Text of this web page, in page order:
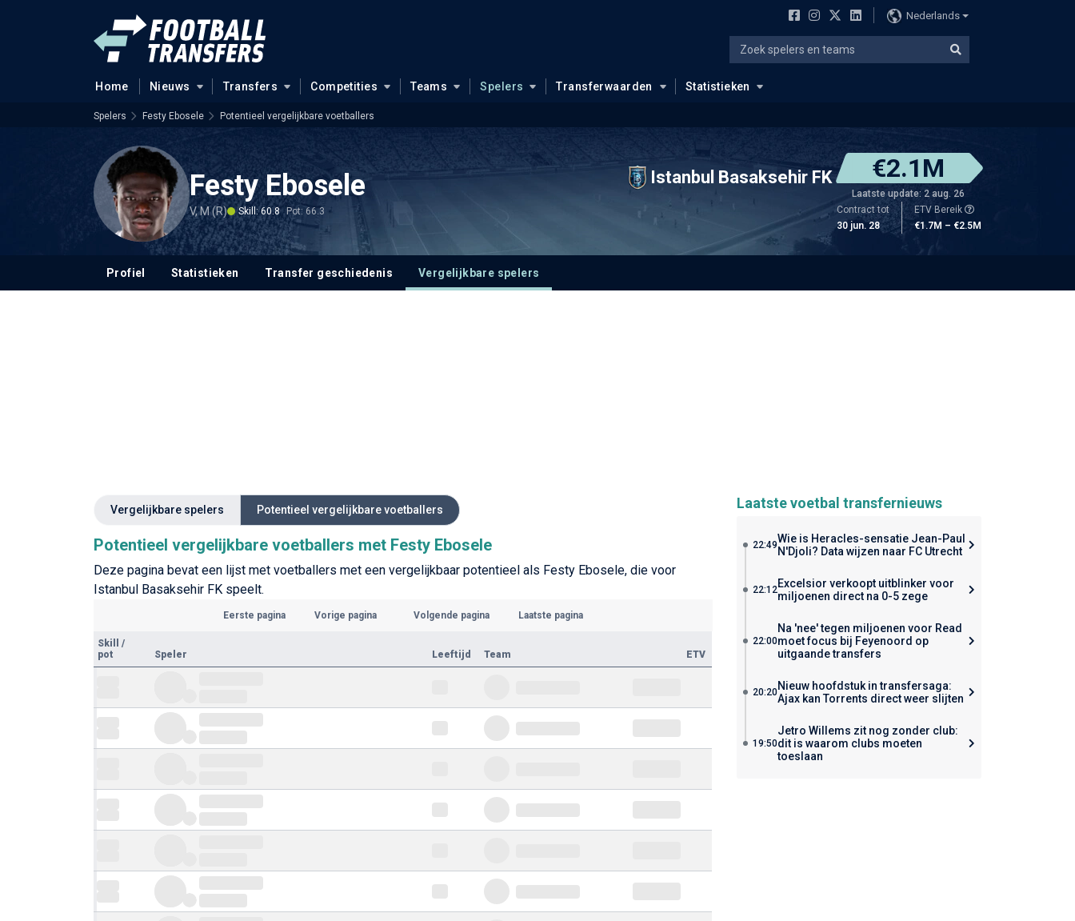
Nederlands
Home Nieuws Transfers Competities Teams Spelers Transferwaarden Statistieken
Spelers Festy Ebosele Potentieel vergelijkbare voetballers
Festy Ebosele
V, M (R) Skill: 60.8 Pot: 66.3
Istanbul Basaksehir FK €2.1M
Laatste update: 2 aug. 26
Contract tot
30 jun. 28
ETV Bereik
€1.7M – €2.5M
Profiel Statistieken Transfer geschiedenis Vergelijkbare spelers
Vergelijkbare spelers Potentieel vergelijkbare voetballers
Potentieel vergelijkbare voetballers met Festy Ebosele
Deze pagina bevat een lijst met voetballers met een vergelijkbaar potentieel als Festy Ebosele, die voor
Istanbul Basaksehir FK speelt.
Eerste pagina Vorige pagina Volgende pagina Laatste pagina
Skill
/
pot
Speler Leeftijd Team ETV
Laatste voetbal transfernieuws
22:49Wie is Heracles-sensatie Jean-Paul
N'Djoli? Data wijzen naar FC Utrecht
22:12Excelsior verkoopt uitblinker voor
miljoenen direct na 0-5 zege
22:00
Na 'nee' tegen miljoenen voor Read
moet focus bij Feyenoord op
uitgaande transfers
20:20Nieuw hoofdstuk in transfersaga:
Ajax kan Torrents direct weer slijten
19:50
Jetro Willems zit nog zonder club:
dit is waarom clubs moeten
toeslaan